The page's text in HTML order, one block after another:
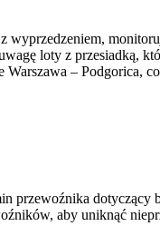
wyprzedzeniem,
loty z przesiadką,
– Podgorica,
przewoźnika
aby uniknąć